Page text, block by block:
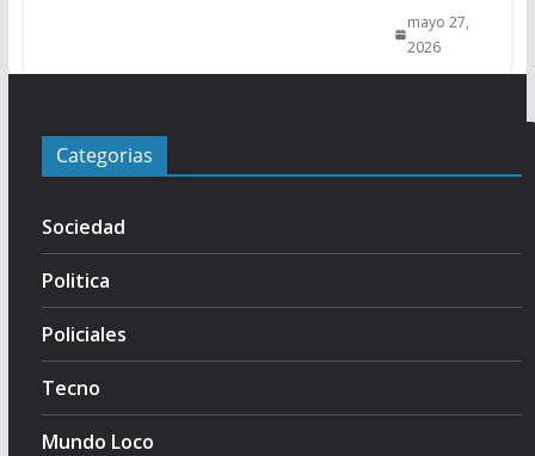
mayo 27,
2026
Categorias
Sociedad
Politica
Policiales
Tecno
Mundo Loco